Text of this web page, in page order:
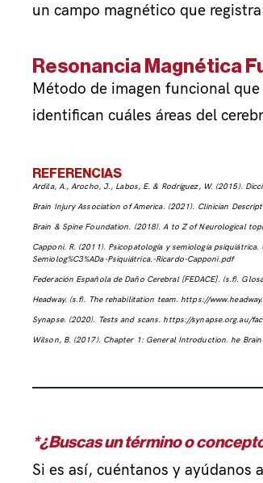
un campo magnético que
Resonancia Magnética
Método de imagen funcional
identifican cuáles áreas del
REFERENCIAS
Ardila, A., Arocho, J., Labos, E. & Rodríguez, W. (2015).
Brain Injury Association of America. (2021). Clinician
Brain & Spine Foundation. (2018). A to Z of Neurological
Capponi. R. (2011). Psicopatología y semiología psiquiátrica.
Semiolog%C3%ADa-Psiquiátrica.-Ricardo-Capponi.pdf
Federación Española de Daño Cerebral [FEDACE]. (s.f).
Headway. (s.f). The rehabilitation team. https://
Synapse. (2020). Tests and scans. https://synapse.org.au/
Wilson, B. (2017). Chapter 1: General Introduction. he
*¿Buscas un término o
Si es así, cuéntanos y ayúdanos